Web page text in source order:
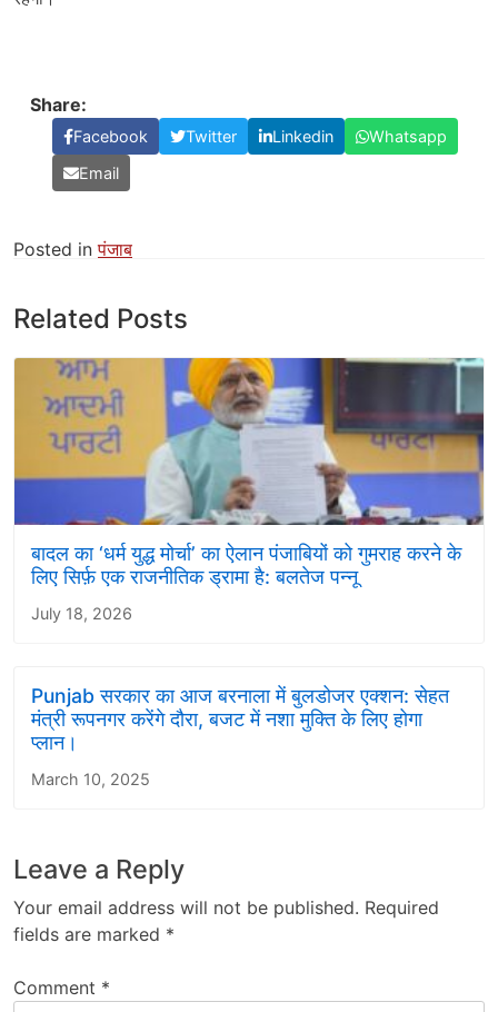
Share:
Facebook Twitter Linkedin
Whatsapp
Email
Posted inपंजाब
Related Posts
बादल का ‘धर्म युद्ध मोर्चा’ का ऐलान पंजाबियों को गुमराह करने के
लिए सिर्फ़ एक राजनीतिक ड्रामा है: बलतेज पन्नू
July 18, 2026
Punjab सरकार का आज बरनाला में बुलडोजर एक्शन: सेहत
मंत्री रूपनगर करेंगे दौरा, बजट में नशा मुक्ति के लिए होगा
प्लान।
March 10, 2025
Leave a Reply
Your email address will not be published. Required
fields are marked *
Comment *